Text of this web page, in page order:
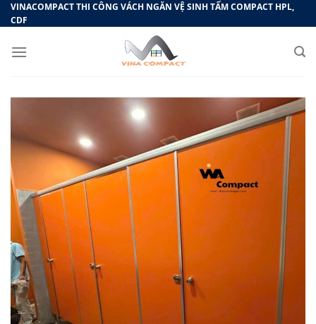
Bỏ
qua
dung
VINACOMPACT THI CÔNG VÁCH NGĂN VỆ SINH TẤM COMPACT HPL,
CDF